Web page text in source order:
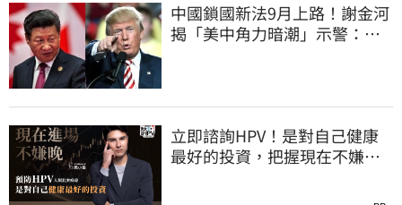
中國鎖國新法9月上路！謝金河
揭「美中角力暗潮」示警：台
立即諮詢HPV！是對自己健康
最好的投資，把握現在不嫌